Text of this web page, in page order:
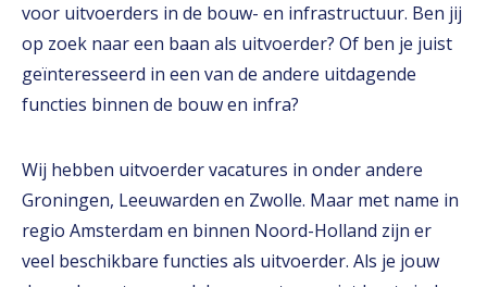
voor uitvoerders in de bouw- en infrastructuur. Ben jij
op zoek naar een baan als uitvoerder? Of ben je juist
geïnteresseerd in een van de andere uitdagende
functies binnen de bouw en infra?
Wij hebben uitvoerder vacatures in onder andere
Groningen, Leeuwarden en Zwolle. Maar met name in
regio Amsterdam en binnen Noord-Holland zijn er
veel beschikbare functies als uitvoerder. Als je jouw